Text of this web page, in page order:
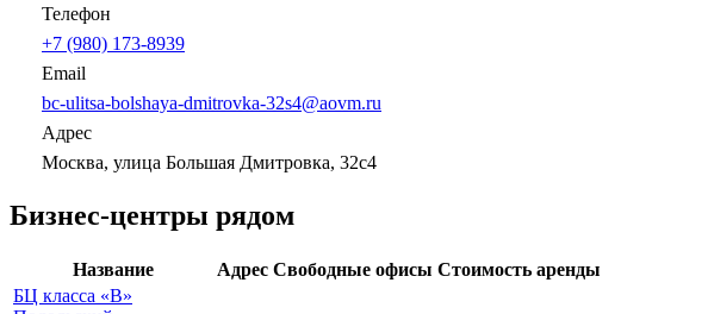
Телефон
+7 (980) 173-8939
Email
bc-ulitsa-bolshaya-dmitrovka-32s4@aovm.ru
Адрес
Москва, улица Большая Дмитровка, 32с4
Бизнес-центры рядом
Название Адрес Свободные офисы Стоимость аренды
БЦ класса «B»